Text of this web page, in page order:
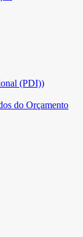
(PDI))
do Orçamento